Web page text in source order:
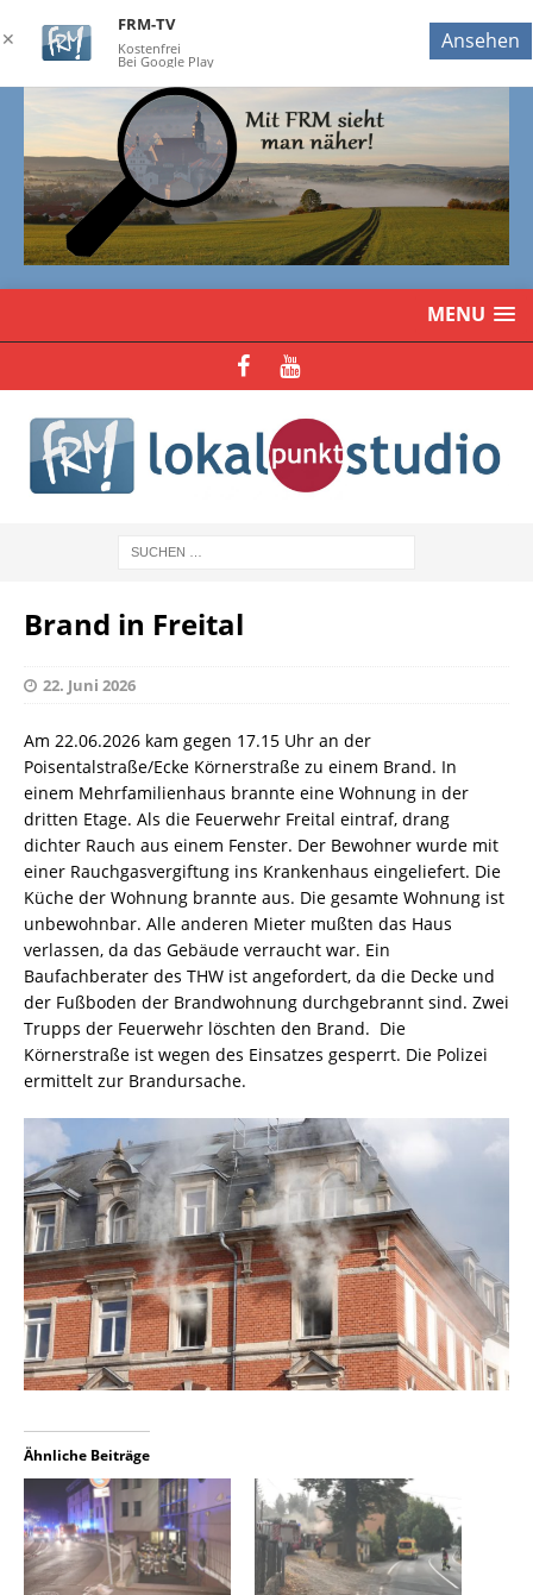
MENU
Brand in Freital
22. Juni 2026
Am 22.06.2026 kam gegen 17.15 Uhr an der
Poisentalstraße/Ecke Körnerstraße zu einem Brand. In
einem Mehrfamilienhaus brannte eine Wohnung in der
dritten Etage. Als die Feuerwehr Freital eintraf, drang
dichter Rauch aus einem Fenster. Der Bewohner wurde mit
einer Rauchgasvergiftung ins Krankenhaus eingeliefert. Die
Küche der Wohnung brannte aus. Die gesamte Wohnung ist
unbewohnbar. Alle anderen Mieter mußten das Haus
verlassen, da das Gebäude verraucht war. Ein
Baufachberater des THW ist angefordert, da die Decke und
der Fußboden der Brandwohnung durchgebrannt sind. Zwei
Trupps der Feuerwehr löschten den Brand. Die
Körnerstraße ist wegen des Einsatzes gesperrt. Die Polizei
ermittelt zur Brandursache.
Ähnliche Beiträge
✕
FRM-TV
Kostenfrei
Bei Google Play
Ansehen